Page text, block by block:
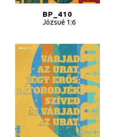
BP_410
Józsué 1:6